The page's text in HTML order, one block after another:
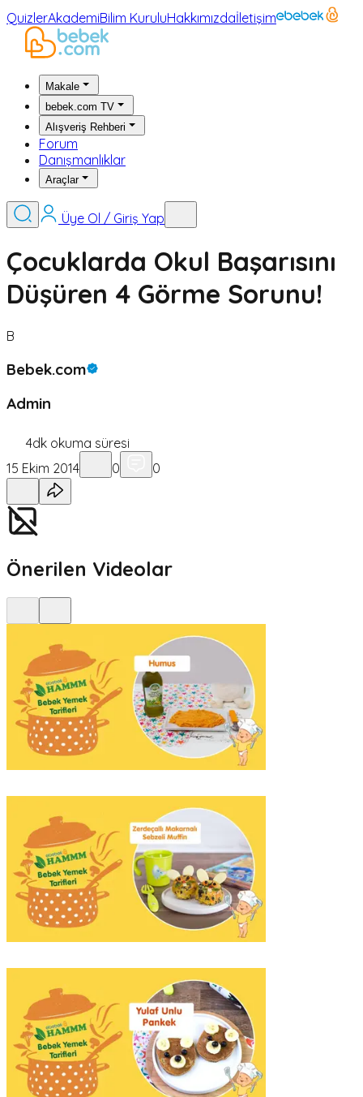
QuizlerAkademiBilim KuruluHakkımızdaİletişim
Makale
bebek.com TV
Alışveriş Rehberi
Forum
Danışmanlıklar
Araçlar
Üye Ol / Giriş Yap
Çocuklarda Okul Başarısını
Düşüren 4 Görme Sorunu!
B
Bebek.com
Admin
4dk okuma süresi
15 Ekim 2014
0 0
Önerilen Videolar